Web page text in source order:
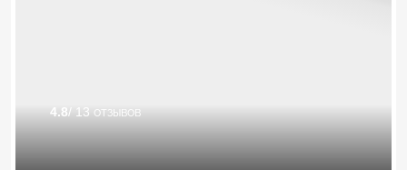
4.8/ 13 отзывов